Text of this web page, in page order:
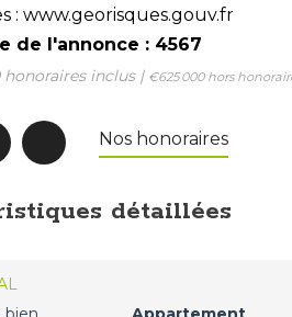
: www.georisques.gouv.fr
de l'annonce : 4567
honoraires inclus | €625 000 hors
Nos honoraires
détaillées